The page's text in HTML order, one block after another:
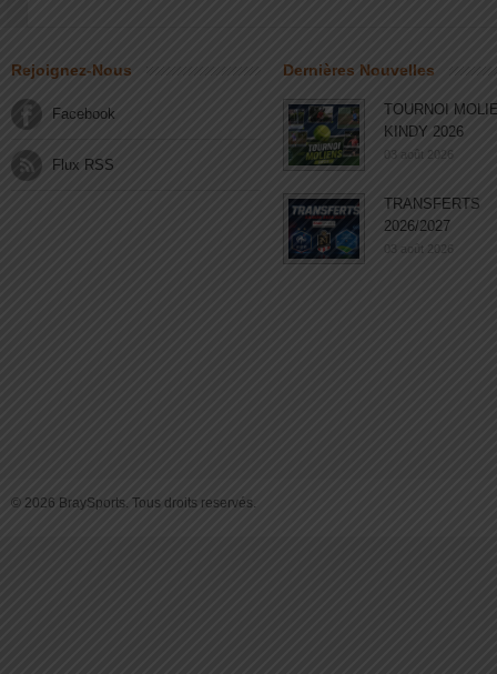
Rejoignez-Nous
Facebook
Flux RSS
Dernières Nouvelles
TOURNOI
KINDY 2026
03 août 2026
TRANSFERTS
2026/2027
03 août 2026
© 2026 BraySports. Tous droits reservés.